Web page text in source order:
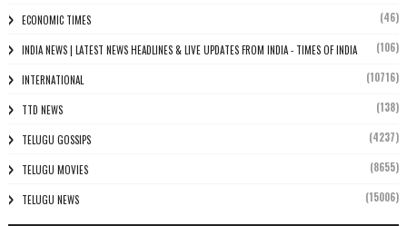
ECONOMIC TIMES (46)
INDIA NEWS | LATEST NEWS HEADLINES & LIVE UPDATES FROM INDIA - TIMES OF INDIA (106)
INTERNATIONAL (10716)
TTD NEWS (138)
TELUGU GOSSIPS (4237)
TELUGU MOVIES (8655)
TELUGU NEWS (15006)